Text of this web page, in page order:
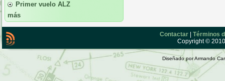
Primer vuelo ALZ
más
Contactar | Términos
Copyright ©
Diseñado por Armando